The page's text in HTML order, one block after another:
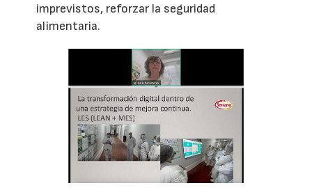
imprevistos, reforzar la seguridad
alimentaria.